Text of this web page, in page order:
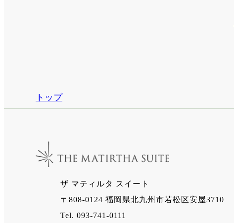
トップ
ザ マティルタ スイート
〒808-0124 福岡県北九州市若松区安屋3710
Tel. 093-741-0111